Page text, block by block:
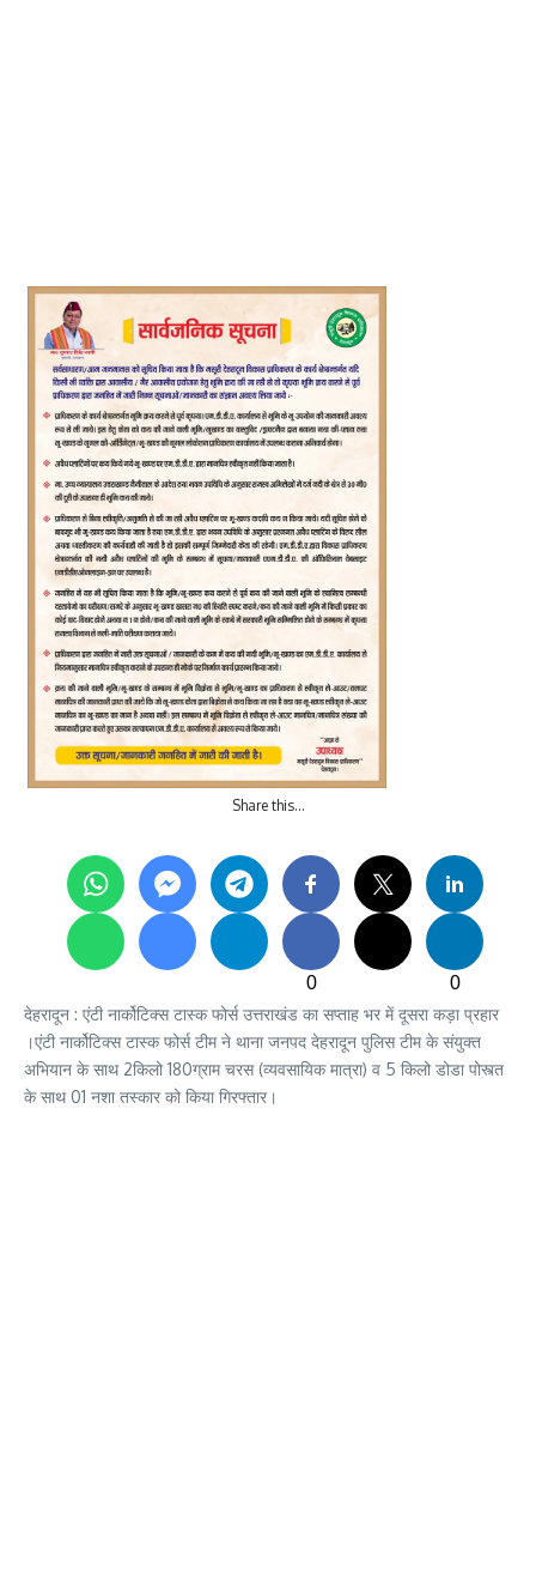
Share this…
0
0
देहरादून : एंटी नार्कोटिक्स टास्क फोर्स उत्तराखंड का सप्ताह भर में दूसरा कड़ा प्रहार
।एंटी नार्कोटिक्स टास्क फोर्स टीम ने थाना जनपद देहरादून पुलिस टीम के संयुक्त
अभियान के साथ 2किलो 180ग्राम चरस (व्यवसायिक मात्रा) व 5 किलो डोडा पोस्त्त
के साथ 01 नशा तस्कार को किया गिरफ्तार।